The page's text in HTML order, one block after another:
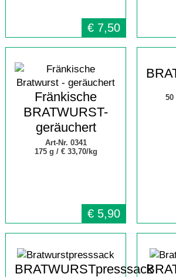
€ 7,50
Fränkische
BRATWURST-
geräuchert
Art-Nr. 0341
175 g / € 33,70/kg
€ 5,90
BRATWURSTpresssack